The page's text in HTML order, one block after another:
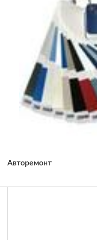
Авторемонт